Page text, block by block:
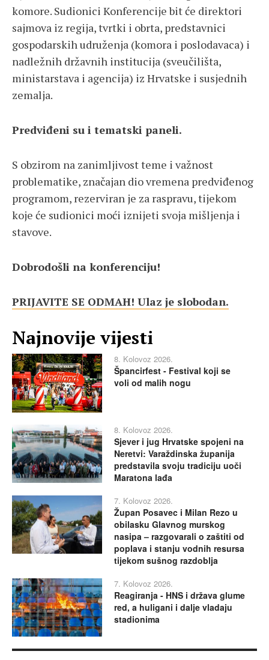
komore. Sudionici Konferencije bit će direktori
sajmova iz regija, tvrtki i obrta, predstavnici
gospodarskih udruženja (komora i poslodavaca) i
nadležnih državnih institucija (sveučilišta,
ministarstava i agencija) iz Hrvatske i susjednih
zemalja.
Predviđeni su i tematski paneli.
S obzirom na zanimljivost teme i važnost
problematike, značajan dio vremena predviđenog
programom, rezerviran je za raspravu, tijekom
koje će sudionici moći iznijeti svoja mišljenja i
stavove.
Dobrodošli na konferenciju!
PRIJAVITE SE ODMAH! Ulaz je slobodan.
Najnovije vijesti
8. Kolovoz 2026.
Špancirfest - Festival koji se
voli od malih nogu
8. Kolovoz 2026.
Sjever i jug Hrvatske spojeni na
Neretvi: Varaždinska županija
predstavila svoju tradiciju uoči
Maratona lađa
7. Kolovoz 2026.
Župan Posavec i Milan Rezo u
obilasku Glavnog murskog
nasipa – razgovarali o zaštiti od
poplava i stanju vodnih resursa
tijekom sušnog razdoblja
7. Kolovoz 2026.
Reagiranja - HNS i država glume
red, a huligani i dalje vladaju
stadionima